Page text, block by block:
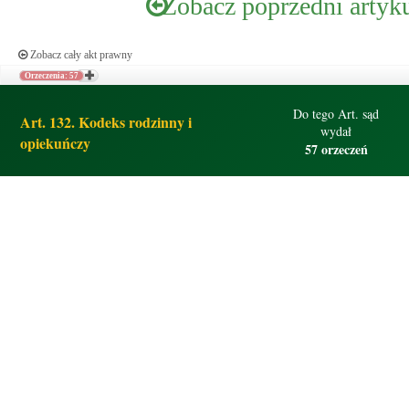
Zobacz poprzedni
Zobacz cały akt prawny
Orzeczenia: 57
Art. 132. Kodeks rodzinny i
opiekuńczy
Do tego Art. sąd
wydał
57 orzeczeń